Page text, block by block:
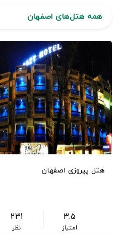
همه هتل‌های اصفهان
هتل پیروزی اصفهان
3.5
امتیاز
231
نظر